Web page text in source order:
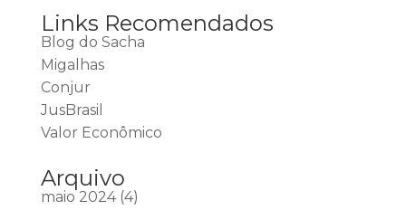
Links Recomendados
Blog do Sacha
Migalhas
Conjur
JusBrasil
Valor Econômico
Arquivo
maio 2024(4)